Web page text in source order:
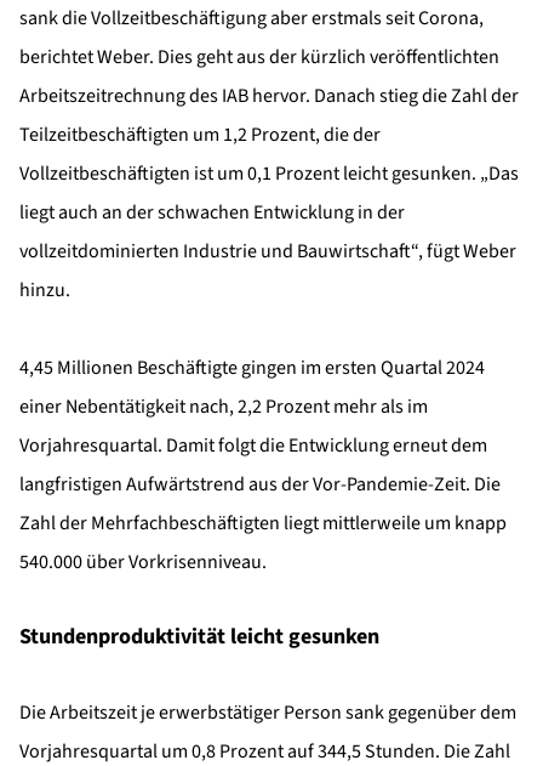
sank die Vollzeitbeschäftigung aber erstmals seit Corona,
berichtet Weber. Dies geht aus der kürzlich veröffentlichten
Arbeitszeitrechnung des IAB hervor. Danach stieg die Zahl der
Teilzeitbeschäftigten um 1,2 Prozent, die der
Vollzeitbeschäftigten ist um 0,1 Prozent leicht gesunken. „Das
liegt auch an der schwachen Entwicklung in der
vollzeitdominierten Industrie und Bauwirtschaft“, fügt Weber
hinzu.
4,45 Millionen Beschäftigte gingen im ersten Quartal 2024
einer Nebentätigkeit nach, 2,2 Prozent mehr als im
Vorjahresquartal. Damit folgt die Entwicklung erneut dem
langfristigen Aufwärtstrend aus der Vor-Pandemie-Zeit. Die
Zahl der Mehrfachbeschäftigten liegt mittlerweile um knapp
540.000 über Vorkrisenniveau.
Stundenproduktivität leicht gesunken
Die Arbeitszeit je erwerbstätiger Person sank gegenüber dem
Vorjahresquartal um 0,8 Prozent auf 344,5 Stunden. Die Zahl